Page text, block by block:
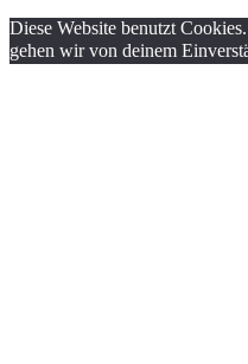
Diese Website benutzt
gehen wir von deinem